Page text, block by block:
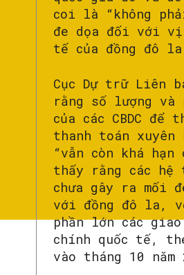
coi là “không
đe dọa đối với vị
tế của đồng đô la
Cục Dự trữ Liên
rằng số lượng và
của các CBDC để
thanh toán
“vẫn còn khá hạn
thấy rằng các hệ
chưa gây ra mối
với đồng đô la,
phần lớn các
chính quốc tế,
vào tháng 10 năm